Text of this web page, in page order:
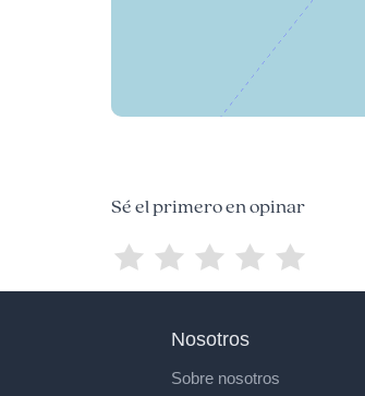
Sé el primero en opinar
Nosotros
Sobre nosotros